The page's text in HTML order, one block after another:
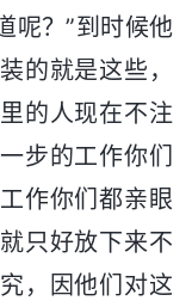
呢？”到时候他
的就是这些，
的人现在不注
步的工作你们
作你们都亲眼
只好放下来不
，因他们对这